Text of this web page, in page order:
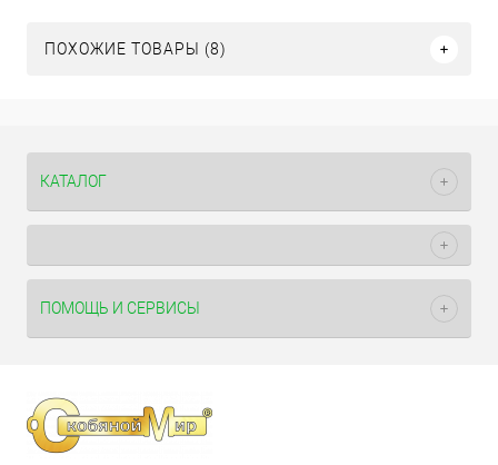
ПОХОЖИЕ ТОВАРЫ (8)
КАТАЛОГ
ПОМОЩЬ И СЕРВИСЫ